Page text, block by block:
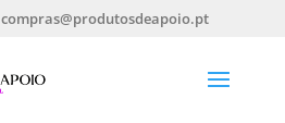
compras@produtosdeapoio.pt